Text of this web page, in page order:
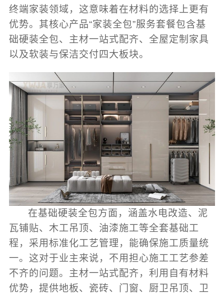
终端家装领域，这意味着在材料的选择上更有
优势。其核心产品“家装全包”服务套餐包含基
础硬装全包、主材一站式配齐、全屋定制家具
以及软装与保洁交付四大板块。
在基础硬装全包方面，涵盖水电改造、泥
瓦铺贴、木工吊顶、油漆施工等全套基础工
程，采用标准化工艺管理，能确保施工质量统
一。这对于业主来说，不用担心施工工艺参差
不齐的问题。主材一站式配齐，利用自有材料
优势，提供地板、瓷砖、门窗、厨卫吊顶、卫